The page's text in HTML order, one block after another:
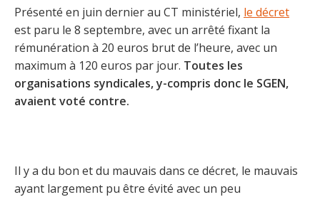
Présenté en juin dernier au CT ministériel, le décret
est paru le 8 septembre, avec un arrêté fixant la
rémunération à 20 euros brut de l’heure, avec un
maximum à 120 euros par jour. Toutes les
organisations syndicales, y-compris donc le SGEN,
avaient voté contre.
Il y a du bon et du mauvais dans ce décret, le mauvais
ayant largement pu être évité avec un peu